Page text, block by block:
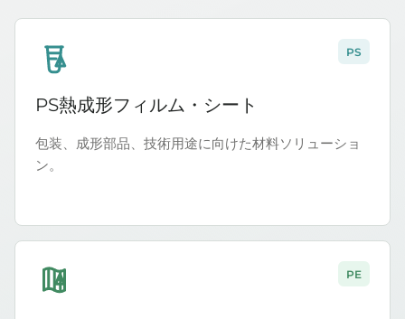
6
PS
PS熱成形フィルム・シート
包装、成形部品、技術用途に向けた材料ソリューショ
ン。
4 PE